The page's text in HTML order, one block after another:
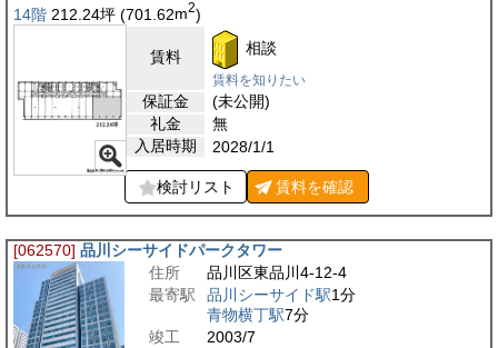
14階 212.24坪 (701.62m2)
賃料 相談
賃料を知りたい
保証金
(未公開)
礼金
無
入居時期
2028/1/1
検討リスト 賃料を確認
[062570] 品川シーサイドパークタワー
住所
品川区東品川4-12-4
最寄駅
品川シーサイド駅1分
青物横丁駅7分
竣工
2003/7